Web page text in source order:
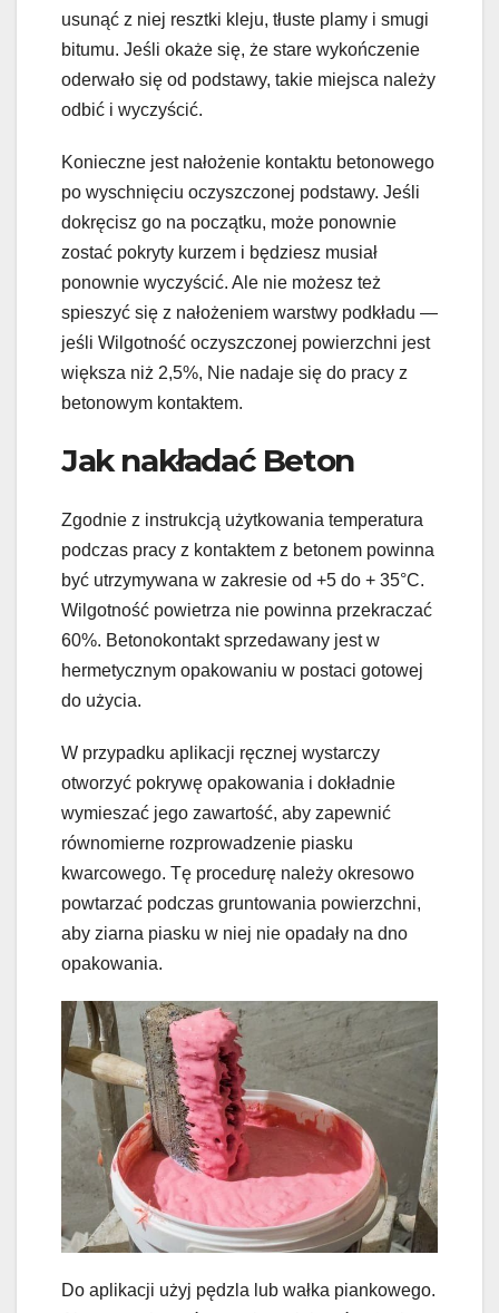
usunąć z niej resztki kleju, tłuste plamy i smugi
bitumu. Jeśli okaże się, że stare wykończenie
oderwało się od podstawy, takie miejsca należy
odbić i wyczyścić.
Konieczne jest nałożenie kontaktu betonowego
po wyschnięciu oczyszczonej podstawy. Jeśli
dokręcisz go na początku, może ponownie
zostać pokryty kurzem i będziesz musiał
ponownie wyczyścić. Ale nie możesz też
spieszyć się z nałożeniem warstwy podkładu —
jeśli Wilgotność oczyszczonej powierzchni jest
większa niż 2,5%, Nie nadaje się do pracy z
betonowym kontaktem.
Jak nakładać Beton
Zgodnie z instrukcją użytkowania temperatura
podczas pracy z kontaktem z betonem powinna
być utrzymywana w zakresie od +5 do + 35°C.
Wilgotność powietrza nie powinna przekraczać
60%. Betonokontakt sprzedawany jest w
hermetycznym opakowaniu w postaci gotowej
do użycia.
W przypadku aplikacji ręcznej wystarczy
otworzyć pokrywę opakowania i dokładnie
wymieszać jego zawartość, aby zapewnić
równomierne rozprowadzenie piasku
kwarcowego. Tę procedurę należy okresowo
powtarzać podczas gruntowania powierzchni,
aby ziarna piasku w niej nie opadały na dno
opakowania.
Do aplikacji użyj pędzla lub wałka piankowego.